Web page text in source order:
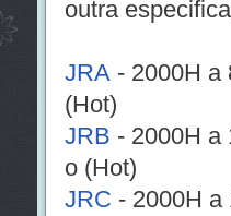
outra
JRA - 2000H a
(Hot)
JRB - 2000H a
o (Hot)
JRC - 2000H a